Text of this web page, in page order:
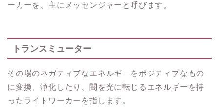
ーカーを、主にメッセンジャーと呼びます。
トランスミューター
その場のネガティブなエネルギーをポジティブなもの
に変換、浄化したり、闇を光に転じるエネルギーを持
ったライトワーカーを指します。